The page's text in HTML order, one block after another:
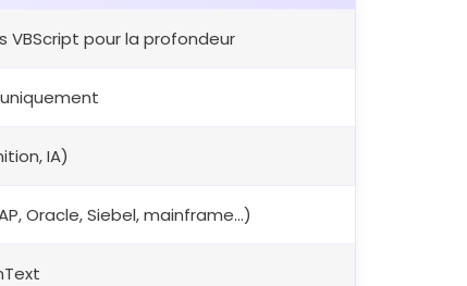
VBScript pour la profondeur
IA)
Oracle, Siebel, mainframe…)